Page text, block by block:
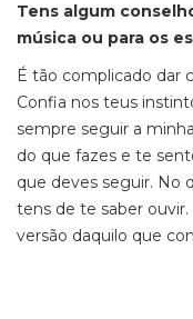
Tens algum
música ou para os
É tão complicado dar
Confia nos teus
sempre seguir a
do que fazes e te
que deves seguir. No
tens de te saber
versão daquilo que